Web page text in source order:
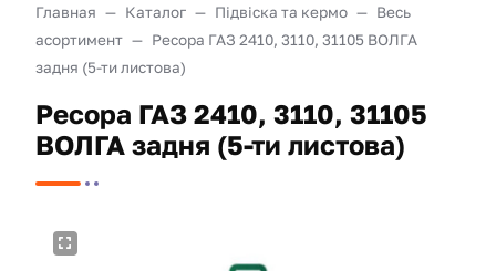
Главная Каталог Підвіска та кермо
Весь
асортимент
Ресора ГАЗ 2410, 3110, 31105 ВОЛГА
задня (5-ти листова)
Ресора ГАЗ 2410, 3110, 31105
ВОЛГА задня (5-ти листова)